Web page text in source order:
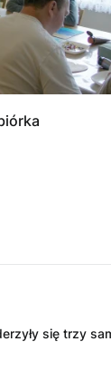
się trzy